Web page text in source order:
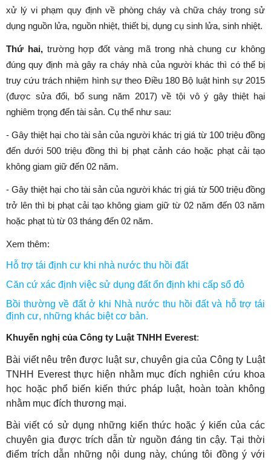
xử lý vi phạm quy định về phòng cháy và chữa cháy trong sử
dụng nguồn lửa, nguồn nhiệt, thiết bị, dụng cụ sinh lửa, sinh nhiệt.
Thứ hai,trường hợp đốt vàng mã trong nhà chung cư không
đúng quy định mà gây ra cháy nhà của người khác thì có thể bị
truy cứu trách nhiệm hình sự theo Điều 180 Bộ luật hình sự 2015
(được sửa đổi, bổ sung năm 2017) về tội vô ý gây thiệt hại
nghiêm trọng đến tài sản. Cụ thể như sau:
- Gây thiệt hại cho tài sản của người khác trị giá từ 100 triệu đồng
đến dưới 500 triệu đồng thì bị phạt cảnh cáo hoặc phạt cải tạo
không giam giữ đến 02 năm.
- Gây thiệt hại cho tài sản của người khác trị giá từ 500 triệu đồng
trở lên thì bị phạt cải tạo không giam giữ từ 02 năm đến 03 năm
hoặc phạt tù từ 03 tháng đến 02 năm.
Xem thêm:
Hỗ trợ tái định cư khi nhà nước thu hồi đất
Căn cứ xác định việc sử dụng đất ổn định khi cấp sổ đỏ
Bồi thường về đất ở khi Nhà nước thu hồi đất và hỗ trợ tái
định cư, những khác biệt cơ bản.
Khuyến nghị của Công ty Luật TNHH Everest:
Bài viết nêu trên được luật sư, chuyên gia của Công ty Luật
TNHH Everest thực hiện nhằm mục đích nghiên cứu khoa
học hoặc phổ biến kiến thức pháp luật, hoàn toàn không
nhằm mục đích thương mại.
Bài viết có sử dụng những kiến thức hoặc ý kiến của các
chuyên gia được trích dẫn từ nguồn đáng tin cậy. Tại thời
điểm trích dẫn những nội dung này, chúng tôi đồng ý với